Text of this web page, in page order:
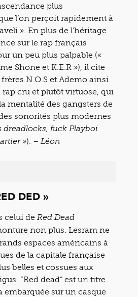
plus
l’on perçoit rapidement à
». En plus de l’héritage
sur le rap français
un peu plus palpable («
Shone et K.E.R »), il cite
N.O.S et Ademo ainsi
rap cru et plutôt virtuose, qui
mentalité des gangsters de
sonorités plus modernes
dreadlocks, fuck Playboi
»). – Léon
DED »
celui de Red Dead
non plus. Lesram ne
espaces américains à
de la capitale française
belles et cossues aux
“Red dead” est un titre
sur un casque